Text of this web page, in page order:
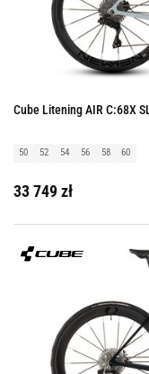
Cube Litening AIR C:68X
50 52 54 56 58 60
33 749 zł